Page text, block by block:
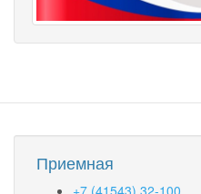
Приемная
+7 (41543) 32-100